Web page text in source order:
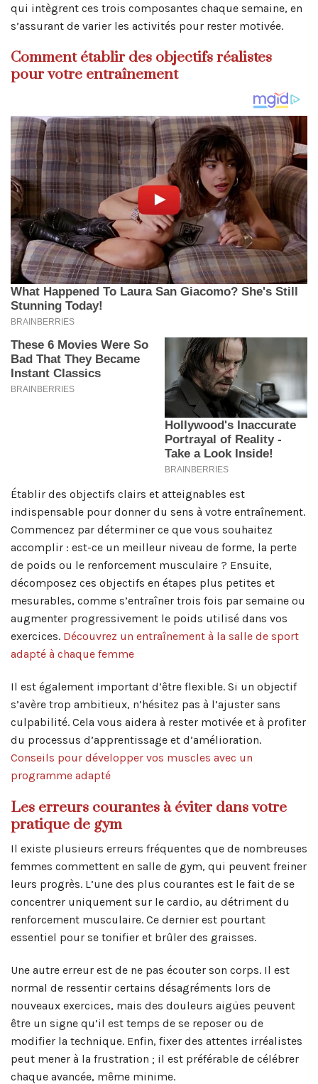
qui intègrent ces trois composantes chaque semaine, en
s’assurant de varier les activités pour rester motivée.
Comment établir des objectifs réalistes
pour votre entraînement
Établir des objectifs clairs et atteignables est
indispensable pour donner du sens à votre entraînement.
Commencez par déterminer ce que vous souhaitez
accomplir : est-ce un meilleur niveau de forme, la perte
de poids ou le renforcement musculaire ? Ensuite,
décomposez ces objectifs en étapes plus petites et
mesurables, comme s’entraîner trois fois par semaine ou
augmenter progressivement le poids utilisé dans vos
exercices. Découvrez un entraînement à la salle de sport
adapté à chaque femme
Il est également important d’être flexible. Si un objectif
s’avère trop ambitieux, n’hésitez pas à l’ajuster sans
culpabilité. Cela vous aidera à rester motivée et à profiter
du processus d’apprentissage et d’amélioration.
Conseils pour développer vos muscles avec un
programme adapté
Les erreurs courantes à éviter dans votre
pratique de gym
Il existe plusieurs erreurs fréquentes que de nombreuses
femmes commettent en salle de gym, qui peuvent freiner
leurs progrès. L’une des plus courantes est le fait de se
concentrer uniquement sur le cardio, au détriment du
renforcement musculaire. Ce dernier est pourtant
essentiel pour se tonifier et brûler des graisses.
Une autre erreur est de ne pas écouter son corps. Il est
normal de ressentir certains désagréments lors de
nouveaux exercices, mais des douleurs aigües peuvent
être un signe qu’il est temps de se reposer ou de
modifier la technique. Enfin, fixer des attentes irréalistes
peut mener à la frustration ; il est préférable de célébrer
chaque avancée, même minime.